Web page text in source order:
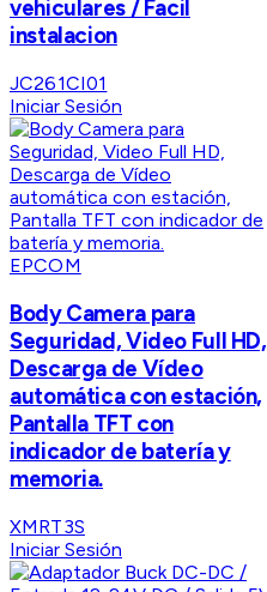
vehiculares / Facil
instalacion
JC261CI01
Iniciar Sesión
EPCOM
Body Camera para
Seguridad, Video Full HD,
Descarga de Vídeo
automática con estación,
Pantalla TFT con
indicador de batería y
memoria.
XMRT3S
Iniciar Sesión